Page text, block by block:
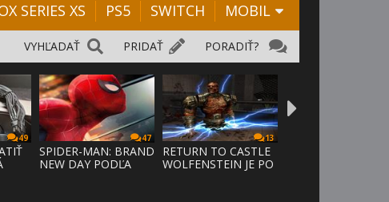
SERIES XS PS5 SWITCH MOBIL
PORADIŤ?
PRIDAŤ
VYHĽADAŤ
49 47
SPIDER-MAN: BRAND
NEW DAY PODĽA
13
RETURN TO CASTLE
WOLFENSTEIN JE PO